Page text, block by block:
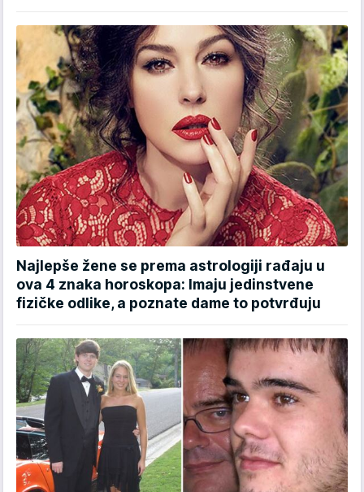
Najlepše žene se prema astrologiji rađaju u
ova 4 znaka horoskopa: Imaju jedinstvene
fizičke odlike, a poznate dame to potvrđuju